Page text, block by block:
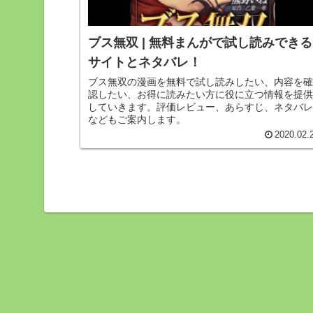
ブス無双 | 無料まんがで試し読みできる
サイトとネタバレ！
ブス無双の漫画を無料で試し読みしたい、内容を確
認したい、お得に読みたい方に役に立つ情報を提供
していきます。評価レビュー、あらすじ、ネタバレ
などもご案内します。